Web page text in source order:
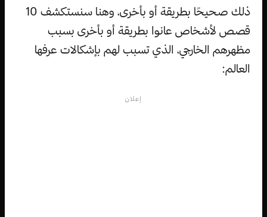
ذلك صحيحًا بطريقة أو بأخرى، وهنا سنستكشف 10
قصص لأشخاص عانوا بطريقة أو بأخرى بسبب
مظهرهم الخارجي، الذي تسبب لهم بإشكالات عرفها
العالم:
إعلان